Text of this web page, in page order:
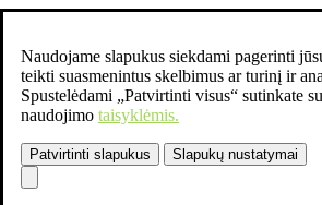
Naudojame slapukus siekdami pagerinti
teikti suasmenintus skelbimus ar turinį ir
Spustelėdami „Patvirtinti visus“ sutinkate
naudojimo taisyklėmis.
Patvirtinti slapukus Slapukų nustatymai
Susisiekite:
Skip to Content